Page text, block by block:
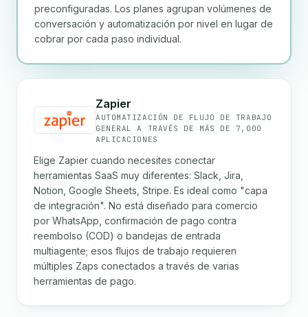
preconfiguradas. Los planes agrupan volúmenes de
conversación y automatización por nivel en lugar de
cobrar por cada paso individual.
Zapier
AUTOMATIZACIÓN DE FLUJO DE TRABAJO
GENERAL A TRAVÉS DE MÁS DE 7,000
APLICACIONES
Elige Zapier cuando necesites conectar
herramientas SaaS muy diferentes: Slack, Jira,
Notion, Google Sheets, Stripe. Es ideal como "capa
de integración". No está diseñado para comercio
por WhatsApp, confirmación de pago contra
reembolso (COD) o bandejas de entrada
multiagente; esos flujos de trabajo requieren
múltiples Zaps conectados a través de varias
herramientas de pago.